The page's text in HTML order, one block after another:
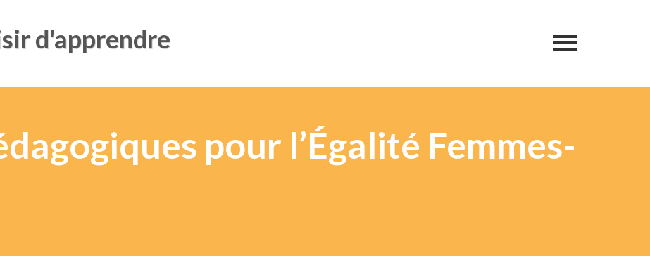
d'apprendre
pour l’Égalité Femmes-